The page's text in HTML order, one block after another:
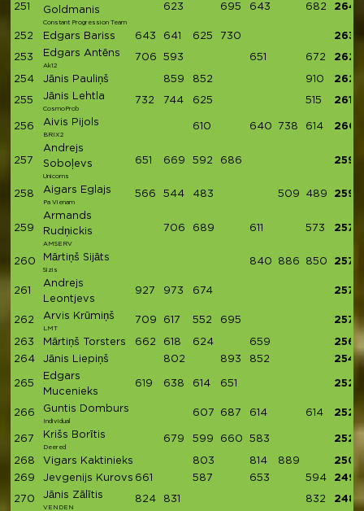
251
Goldmanis
Constant Progression Team
623 695 643 682 2643
252 Edgars Bariss 643 641 625 730 2639
253 Edgars Antēns
Ak12
706 593 651 672 2622
254 Jānis Pauliņš 859 852 910 2621
255 Jānis Lehtla
CosmoProb
732 744 625 515 2616
256 Aivis Pijols
BRIX2
610 640 738 614 2602
257
Andrejs
Soboļevs
Unicorns
651 669 592 686 2598
258 Aigars Eglajs
Pa Vienam
566 544 483 509 489 2591
259
Armands
Rudņickis
AMSERV
706 689 611 573 2579
260 Mārtiņš Sijāts
Sizis
840 886 850 2576
261
Andrejs
Leontjevs
927 973 674 2574
262 Arvis Krūmiņš
LMT
709 617 552 695 2573
263 Mārtiņš Torsters 662 618 624 659
2563
264
Jānis Liepiņš 802 893 852 2547
265
Edgars
Mucenieks
619 638 614 651 2522
266 Guntis Domburs
Individual
607 687 614 614 2522
267 Krišs Borītis
Deered
679 599 660 583 2521
268 Vigars Kaktinieks 803 814 889
2506
269
Jevgenijs Kurovs 661 587 653 594 2495
270 Jānis Zālītis
VENDEN
824 831 832 2487